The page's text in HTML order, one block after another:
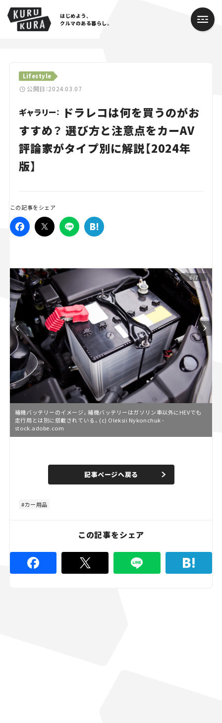
はじめよう、
クルマのある暮らし。
Lifestyle
公開日：2024.03.07
ギャラリー： ドラレコは何を買うのがお
すすめ？ 選び方と注意点をカーAV
評論家がタイプ別に解説【2024年
版】
この記事をシェア
6/7
補機バッテリーのイメージ。補機バッテリーはガソリン車以外にHEVでも
走行用とは別に搭載されている。(c) Oleksii Nykonchuk -
stock.adobe.com
n
e
d
%
記事ページへ戻る
カー用品
この記事をシェア
Cars
Lifestyle
Traffic
Special
Campaign
人気のハッシュタグ
スズキ ジムニー｜Suzuki Jimny